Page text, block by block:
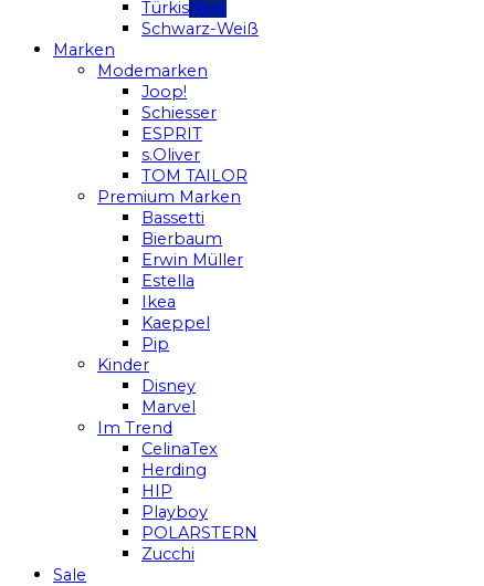
Türkis
Schwarz-Weiß
Marken
Modemarken
Joop!
Schiesser
ESPRIT
s.Oliver
TOM TAILOR
Premium Marken
Bassetti
Bierbaum
Erwin Müller
Estella
Ikea
Kaeppel
Pip
Kinder
Disney
Marvel
Im Trend
CelinaTex
Herding
HIP
Playboy
POLARSTERN
Zucchi
Sale